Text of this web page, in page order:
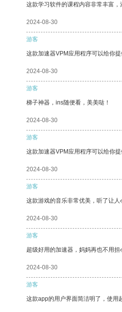
这款学习软件的课程内容非常丰富
2024-08-30
游客
这款加速器VPM应用程序可以给你
2024-08-30
游客
梯子神器，ins随便看，美美哒！
2024-08-30
游客
这款加速器VPM应用程序可以给你
2024-08-30
游客
这款游戏的音乐非常优美，听了让人
2024-08-30
游客
超级好用的加速器，妈妈再也不用担
2024-08-30
游客
这款app的用户界面简洁明了，使用